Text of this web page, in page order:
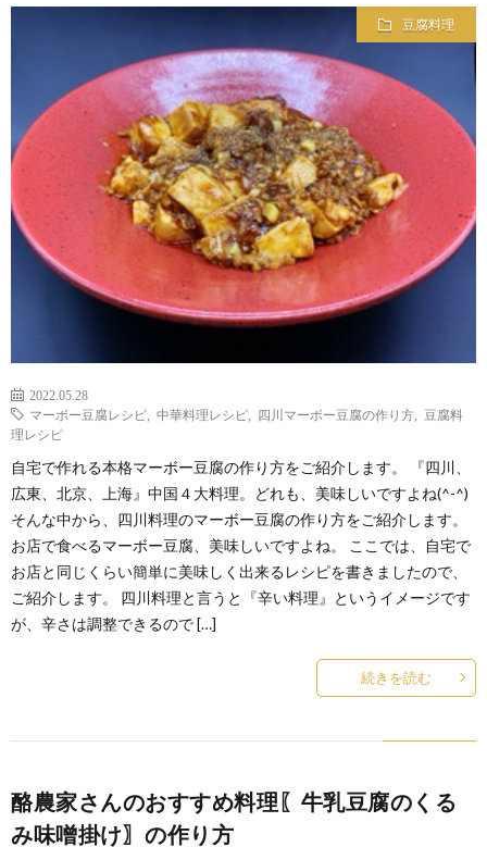
豆腐料理
2022.05.28
マーボー豆腐レシピ
中華料理レシピ 四川マーボー豆腐の作り方
豆腐料
理レシピ
自宅で作れる本格マーボー豆腐の作り方をご紹介します。 『四川、
広東、北京、上海』中国４大料理。どれも、美味しいですよね(^-^)
そんな中から、四川料理のマーボー豆腐の作り方をご紹介します。
お店で食べるマーボー豆腐、美味しいですよね。 ここでは、自宅で
お店と同じくらい簡単に美味しく出来るレシピを書きましたので、
ご紹介します。 四川料理と言うと『辛い料理』というイメージです
が、辛さは調整できるので […]
続きを読む
酪農家さんのおすすめ料理〖牛乳豆腐のくる
み味噌掛け〗の作り方